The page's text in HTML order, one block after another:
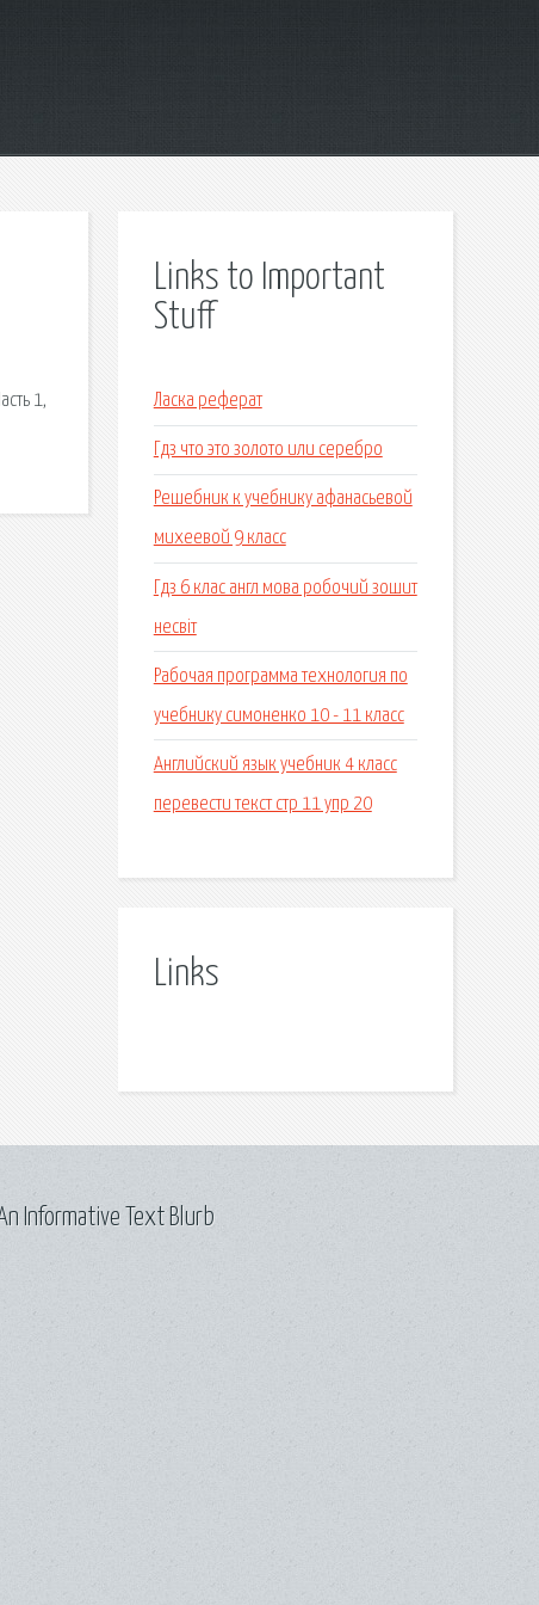
1,
Links to Important
Stuff
Ласка реферат
Гдз что это золото или серебро
Решебник к учебнику афанасьевой
михеевой 9 класс
Гдз 6 клас англ мова робочий зошит
несвіт
Рабочая программа технология по
учебнику симоненко 10 - 11 класс
Английский язык учебник 4 класс
перевести текст стр 11 упр 20
Links
Informative Text Blurb